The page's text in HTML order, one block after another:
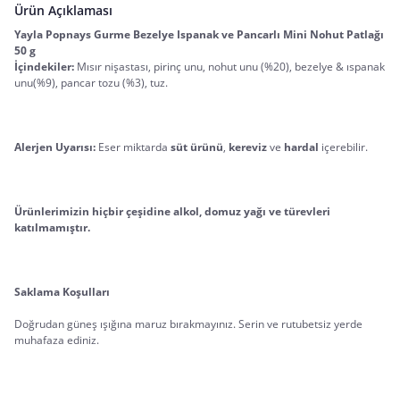
Ürün Açıklaması
Yayla Popnays Gurme Bezelye Ispanak ve Pancarlı Mini Nohut Patlağı
50 g
İçindekiler: Mısır nişastası, pirinç unu, nohut unu (%20), bezelye & ıspanak
unu(%9), pancar tozu (%3), tuz.
Alerjen Uyarısı: Eser miktarda süt ürünü, kereviz ve hardal içerebilir.
Ürünlerimizin hiçbir çeşidine alkol, domuz yağı ve türevleri
katılmamıştır.
Saklama Koşulları
Doğrudan güneş ışığına maruz bırakmayınız. Serin ve rutubetsiz yerde
muhafaza ediniz.